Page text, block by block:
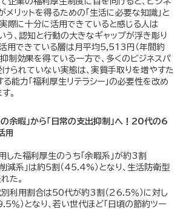
リットを得るための「生活に必要な知識」と
際に十分に活用できていると感じる人は
、認知と行動の大きなギャップが浮き彫り
活用できている層は月平均5,513円（年間約
制効果を得ている一方で、多くのビジネスパ
られていない実態は、実質手取りを増やすた
能力「福利厚生リテラシー」の必要性を改め
。
余暇」から「日常の支出抑制」へ！20代の6
用
した福利厚生のうち「余暇系」が約3割
削減系」は約5割（45.4%）となり、生活防衛型
た。
利用割合は50代が約3割（26.5％）に対し
％）となり、若い世代ほど「日頃の節約ツー